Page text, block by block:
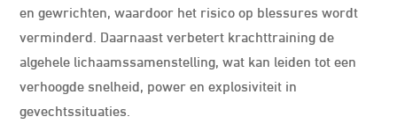
en gewrichten, waardoor het risico op blessures wordt
verminderd. Daarnaast verbetert krachttraining de
algehele lichaamssamenstelling, wat kan leiden tot een
verhoogde snelheid, power en explosiviteit in
gevechtssituaties.